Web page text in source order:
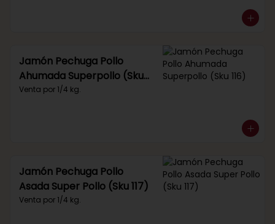
Jamón Pechuga Pollo
Ahumada Superpollo (Sku
116)
Venta por 1/4 kg.
Jamón Pechuga Pollo
Asada Super Pollo (Sku 117)
Venta por 1/4 kg.